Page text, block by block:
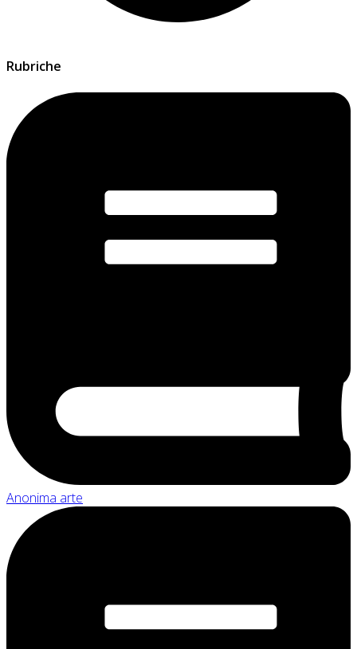
Rubriche
Anonima arte